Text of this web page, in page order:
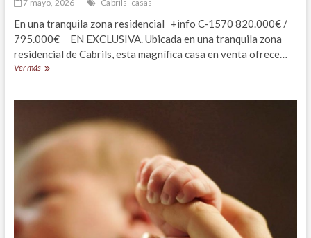
7 mayo, 2026 Cabrils casas
En una tranquila zona residencial +info C-1570 820.000€ /
795.000€ EN EXCLUSIVA. Ubicada en una tranquila zona
residencial de Cabrils, esta magnífica casa en venta ofrece…
Ver másEncantadora